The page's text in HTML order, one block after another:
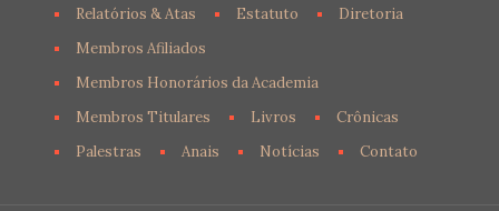
Relatórios & Atas
Estatuto
Diretoria
Membros Afiliados
Membros Honorários da Academia
Membros Titulares
Livros
Crônicas
Palestras
Anais Notícias Contato